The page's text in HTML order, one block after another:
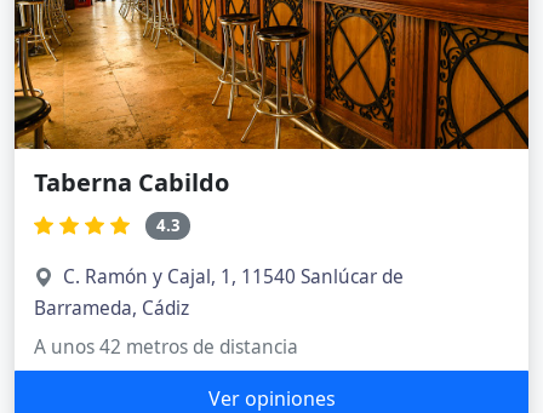
Taberna Cabildo
4.3
C. Ramón y Cajal, 1, 11540 Sanlúcar de
Barrameda, Cádiz
A unos 42 metros de distancia
Ver opiniones